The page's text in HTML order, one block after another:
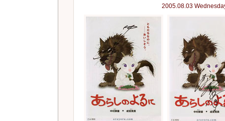
2005.08.03